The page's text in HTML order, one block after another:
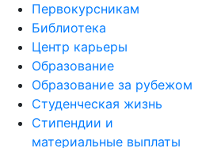
Первокурсникам
Библиотека
Центр карьеры
Образование
Образование за рубежом
Студенческая жизнь
Стипендии и
материальные выплаты